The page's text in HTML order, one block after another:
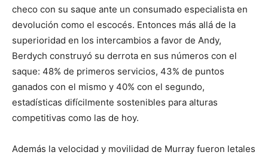
checo con su saque ante un consumado especialista en
devolución como el escocés. Entonces más allá de la
superioridad en los intercambios a favor de Andy,
Berdych construyó su derrota en sus números con el
saque: 48% de primeros servicios, 43% de puntos
ganados con el mismo y 40% con el segundo,
estadísticas difícilmente sostenibles para alturas
competitivas como las de hoy.
Además la velocidad y movilidad de Murray fueron letales